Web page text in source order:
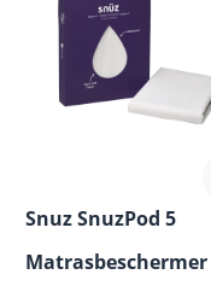
Snuz SnuzPod 5
Matrasbeschermer